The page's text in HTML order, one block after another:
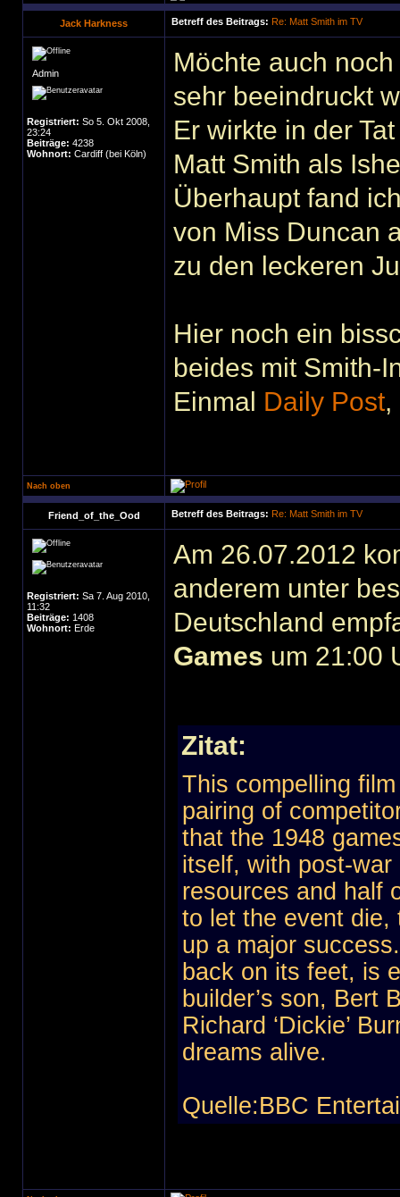
Jack Harkness Betreff des Beitrags: Re: Matt Smith im TV
Admin
Registriert: So 5. Okt 2008,
23:24
Beiträge: 4238
Wohnort: Cardiff (bei Köln)
Möchte auch
sehr beeindruckt
Er wirkte in der
Matt Smith als
Überhaupt fand
von Miss Duncan
zu den leckeren
Hier noch ein
beides mit Smith-
Einmal Daily Post,
Nach oben
Friend_of_the_Ood Betreff des Beitrags: Re: Matt Smith im TV
Registriert: Sa 7. Aug 2010,
11:32
Beiträge: 1408
Wohnort: Erde
Am 26.07.2012
anderem unter
Deutschland
Games um 21:00
Zitat:
This compelling
pairing of
that the 1948
itself, with post-
resources and half
to let the event die,
up a major
back on its feet, is
builder’s son, Bert
Richard ‘Dickie’
dreams alive.
Quelle:BBC